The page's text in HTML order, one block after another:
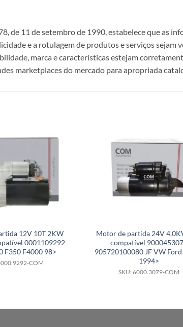
de 11 de setembro de 1990, estabelece que as
e a rotulagem de produtos e serviços sejam
marca e características estejam
marketplaces do mercado para apropriada
12V 10T 2KW
0001109292
F350 F4000 98>
COM
Motor de partida 24V
compatível
905720100080 JF VW
1994>
SKU: 6000.3079-COM